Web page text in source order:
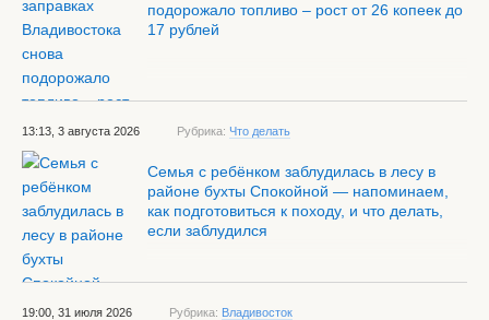
подорожало топливо – рост от 26 копеек до
17 рублей
13:13, 3 августа 2026 Рубрика: Что делать
Семья с ребёнком заблудилась в лесу в
районе бухты Спокойной — напоминаем,
как подготовиться к походу, и что делать,
если заблудился
19:00, 31 июля 2026 Рубрика: Владивосток